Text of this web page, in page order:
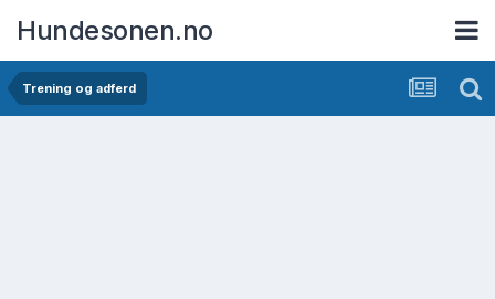
Hundesonen.no
Trening og adferd